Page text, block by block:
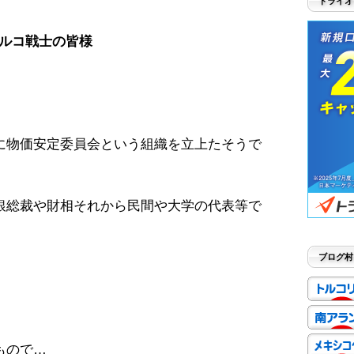
コ戦士の皆様
価安定委員会という組織を立上たそうで
裁や財相それから民間や大学の代表等で
ので…
ブログ村